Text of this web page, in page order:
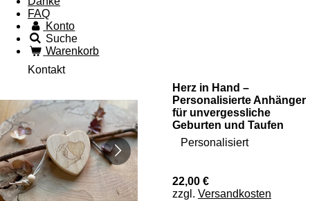
FAQ
Konto
Suche
Warenkorb
Kontakt
Herz in Hand –
Personalisierte Anhänger
für unvergessliche
Geburten und Taufen
Personalisiert
22,00 €
zzgl. Versandkosten